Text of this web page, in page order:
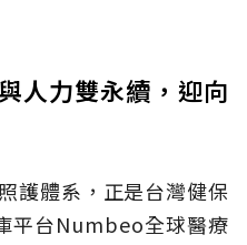
人力雙永續，迎向
護體系，正是台灣健保
平台Numbeo全球醫療